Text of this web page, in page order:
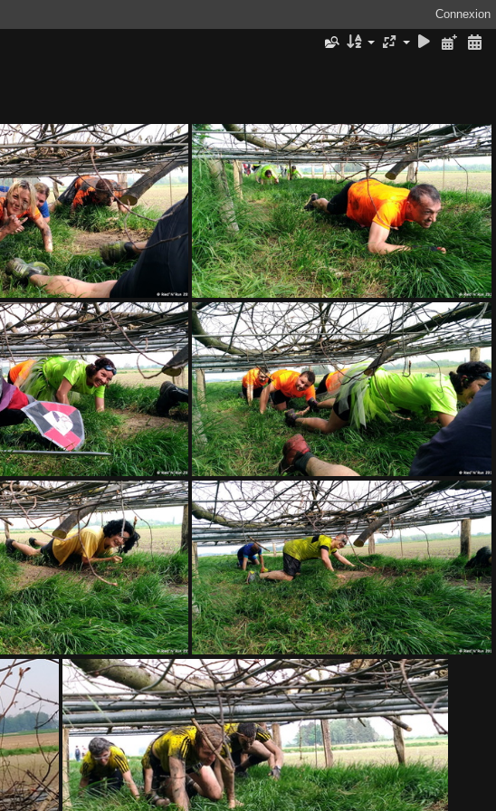
Connexion
RAMPE 003 RAMPE 004
RAMPE 007 RAMPE 008
RAMPE 011 RAMPE 012